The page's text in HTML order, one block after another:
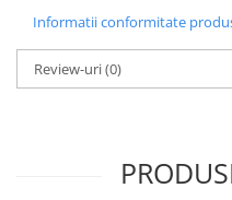
Informatii conformitate
Review-uri(0)